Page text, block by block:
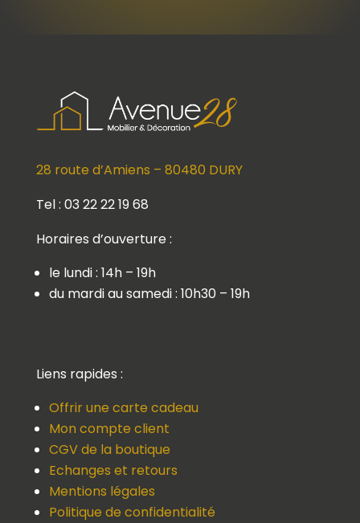
28 route d’Amiens – 80480 DURY
Tel : 03 22 22 19 68
Horaires d’ouverture :
le lundi : 14h – 19h
du mardi au samedi : 10h30 – 19h
Liens rapides :
Offrir une carte cadeau
Mon compte client
CGV de la boutique
Echanges et retours
Mentions légales
Politique de confidentialité